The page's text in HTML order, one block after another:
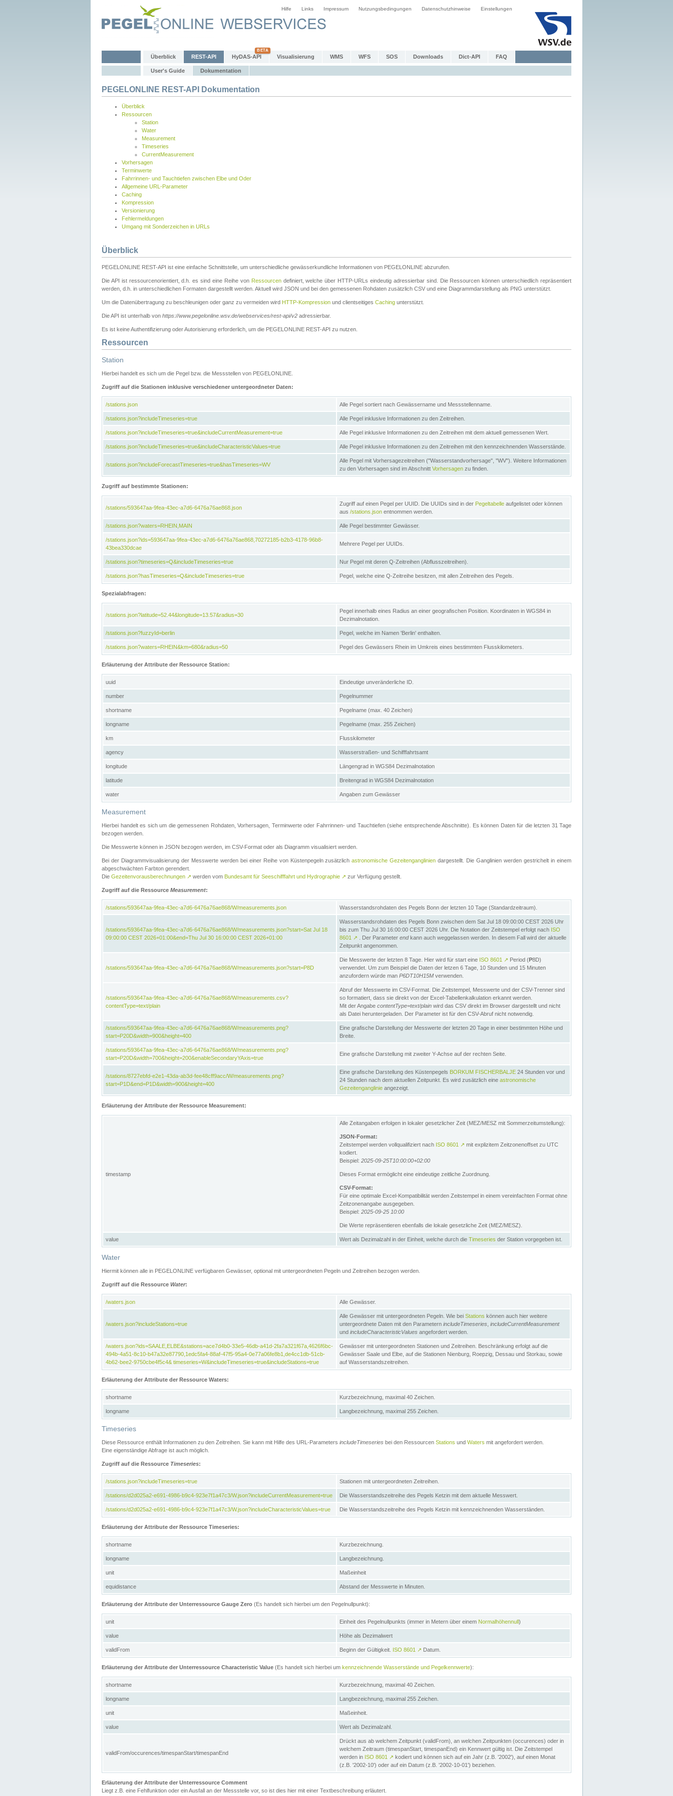
Hilfe Links Impressum Nutzungsbedingungen Datenschutzhinweise Einstellungen
Überblick REST-API HyDAS-API Visualisierung WMS WFS SOS Downloads Dict-API FAQ
User's Guide Dokumentation
PEGELONLINE REST-API Dokumentation
Überblick
Ressourcen
Station
Water
Measurement
Timeseries
CurrentMeasurement
Vorhersagen
Terminwerte
Fahrrinnen- und Tauchtiefen zwischen Elbe und Oder
Allgemeine URL-Parameter
Caching
Kompression
Versionierung
Fehlermeldungen
Umgang mit Sonderzeichen in URLs
Überblick
PEGELONLINE REST-API ist eine einfache Schnittstelle, um unterschiedliche gewässerkundliche Informationen von PEGELONLINE abzurufen.
Die API ist ressourcenorientiert, d.h. es sind eine Reihe von Ressourcendefiniert, welche über HTTP-URLs eindeutig adressierbar sind. Die Ressourcen können unterschiedlich repräsentiert
werden, d.h. in unterschiedlichen Formaten dargestellt werden. Aktuell wird JSON und bei den gemessenen Rohdaten zusätzlich CSV und eine Diagrammdarstellung als PNG unterstützt.
Um die Datenübertragung zu beschleunigen oder ganz zu vermeiden wird HTTP-Kompression und clientseitiges Caching unterstützt.
Die API ist unterhalb von https://www.pegelonline.wsv.de/webservices/rest-api/v2 adressierbar.
Es ist keine Authentifizierung oder Autorisierung erforderlich, um die PEGELONLINE REST-API zu nutzen.
Ressourcen
Station
Hierbei handelt es sich um die Pegel bzw. die Messstellen von PEGELONLINE.
Zugriff auf die Stationen inklusive verschiedener untergeordneter Daten:
/stations.json Alle Pegel sortiert nach Gewässername und Messstellenname.
/stations.json?includeTimeseries=true Alle Pegel inklusive Informationen zu den Zeitreihen.
/stations.json?includeTimeseries=true&includeCurrentMeasurement=true Alle Pegel inklusive Informationen zu den Zeitreihen mit dem aktuell gemessenen Wert.
/stations.json?includeTimeseries=true&includeCharacteristicValues=true Alle Pegel inklusive Informationen zu den Zeitreihen mit den kennzeichnenden Wasserstände.
/stations.json?includeForecastTimeseries=true&hasTimeseries=WV
Alle Pegel mit Vorhersagezeitreihen ("Wasserstandvorhersage", "WV"). Weitere Informationen
zu den Vorhersagen sind im Abschnitt Vorhersagen zu finden.
Zugriff auf bestimmte Stationen:
/stations/593647aa-9fea-43ec-a7d6-6476a76ae868.json
Zugriff auf einen Pegel per UUID. Die UUIDs sind in der Pegeltabelle aufgelistet oder können
aus /stations.json entnommen werden.
/stations.json?waters=RHEIN,MAIN Alle Pegel bestimmter Gewässer.
/stations.json?ids=593647aa-9fea-43ec-a7d6-6476a76ae868,70272185-b2b3-4178-96b8-
43bea330dcae
Mehrere Pegel per UUIDs.
/stations.json?timeseries=Q&includeTimeseries=true Nur Pegel mit deren Q-Zeitreihen (Abflusszeitreihen).
/stations.json?hasTimeseries=Q&includeTimeseries=true Pegel, welche eine Q-Zeitreihe besitzen, mit allen Zeitreihen des Pegels.
Spezialabfragen:
/stations.json?latitude=52.44&longitude=13.57&radius=30
Pegel innerhalb eines Radius an einer geografischen Position. Koordinaten in WGS84 in
Dezimalnotation.
/stations.json?fuzzyId=berlin Pegel, welche im Namen 'Berlin' enthalten.
/stations.json?waters=RHEIN&km=680&radius=50 Pegel des Gewässers Rhein im Umkreis eines bestimmten Flusskilometers.
Erläuterung der Attribute der Ressource Station:
uuid Eindeutige unveränderliche ID.
number Pegelnummer
shortname Pegelname (max. 40 Zeichen)
longname Pegelname (max. 255 Zeichen)
km Flusskilometer
agency Wasserstraßen- und Schifffahrtsamt
longitude Längengrad in WGS84 Dezimalnotation
latitude Breitengrad in WGS84 Dezimalnotation
water Angaben zum Gewässer
Measurement
Hierbei handelt es sich um die gemessenen Rohdaten, Vorhersagen, Terminwerte oder Fahrrinnen- und Tauchtiefen (siehe entsprechende Abschnitte). Es können Daten für die letzten 31 Tage
bezogen werden.
Die Messwerte können in JSON bezogen werden, im CSV-Format oder als Diagramm visualisiert werden.
Bei der Diagrammvisualisierung der Messwerte werden bei einer Reihe von Küstenpegeln zusätzlichastronomische Gezeitenganglinien dargestellt. Die Ganglinien werden gestrichelt in einem
abgeschwächten Farbton gerendert.
Die Gezeitenvorausberechnungen ↗ werden vom Bundesamt für Seeschifffahrt und Hydrographie ↗ zur Verfügung gestellt.
Zugriff auf die Ressource Measurement:
/stations/593647aa-9fea-43ec-a7d6-6476a76ae868/W/measurements.json Wasserstandsrohdaten des Pegels Bonn der letzten 10 Tage (Standardzeitraum).
/stations/593647aa-9fea-43ec-a7d6-6476a76ae868/W/measurements.json?start=Sat Jul 18
09:00:00 CEST 2026+01:00&end=Thu Jul 30 16:00:00 CEST 2026+01:00
Wasserstandsrohdaten des Pegels Bonn zwischen dem Sat Jul 18 09:00:00 CEST 2026 Uhr
bis zum Thu Jul 30 16:00:00 CEST 2026 Uhr. Die Notation der Zeitstempel erfolgt nach ISO
8601
↗ . Der Parameter endkann auch weggelassen werden. In diesem Fall wird der aktuelle
Zeitpunkt angenommen.
/stations/593647aa-9fea-43ec-a7d6-6476a76ae868/W/measurements.json?start=P8D
Die Messwerte der letzten 8 Tage. Hier wird für start eine ISO 8601 ↗ Period (P8D)
verwendet. Um zum Beispiel die Daten der letzen 6 Tage, 10 Stunden und 15 Minuten
anzufordern würde man P6DT10H15M verwenden.
/stations/593647aa-9fea-43ec-a7d6-6476a76ae868/W/measurements.csv?
contentType=text/plain
Abruf der Messwerte im CSV-Format. Die Zeitstempel, Messwerte und der CSV-Trenner sind
so formatiert, dass sie direkt von der Excel-Tabellenkalkulation erkannt werden.
Mit der Angabe contentType=text/plain wird das CSV direkt im Browser dargestellt und nicht
als Datei heruntergeladen. Der Parameter ist für den CSV-Abruf nicht notwendig.
/stations/593647aa-9fea-43ec-a7d6-6476a76ae868/W/measurements.png?
start=P20D&width=900&height=400
Eine grafische Darstellung der Messwerte der letzten 20 Tage in einer bestimmten Höhe und
Breite.
/stations/593647aa-9fea-43ec-a7d6-6476a76ae868/W/measurements.png?
start=P20D&width=700&height=200&enableSecondaryYAxis=true
Eine grafische Darstellung mit zweiter Y-Achse auf der rechten Seite.
/stations/8727ebfd-e2e1-43da-ab3d-fee48cff9acc/W/measurements.png?
start=P1D&end=P1D&width=900&height=400
Eine grafische Darstellung des Küstenpegels BORKUM FISCHERBALJE 24 Stunden vor und
24 Stunden nach dem aktuellen Zeitpunkt. Es wird zusätzlich eine astronomische
Gezeitenganglinie angezeigt.
Erläuterung der Attribute der Ressource Measurement:
timestamp
Alle Zeitangaben erfolgen in lokaler gesetzlicher Zeit (MEZ/MESZ mit Sommerzeitumstellung):
JSON-Format:
Zeitstempel werden vollqualifiziert nach ISO 8601 ↗ mit explizitem Zeitzonenoffset zu UTC
kodiert.
Beispiel: 2025-09-25T10:00:00+02:00
Dieses Format ermöglicht eine eindeutige zeitliche Zuordnung.
CSV-Format:
Für eine optimale Excel-Kompatibilität werden Zeitstempel in einem vereinfachten Format ohne
Zeitzonenangabe ausgegeben.
Beispiel: 2025-09-25 10:00
Die Werte repräsentieren ebenfalls die lokale gesetzliche Zeit (MEZ/MESZ).
value Wert als Dezimalzahl in der Einheit, welche durch die Timeseries der Station vorgegeben ist.
Water
Hiermit können alle in PEGELONLINE verfügbaren Gewässer, optional mit untergeordneten Pegeln und Zeitreihen bezogen werden.
Zugriff auf die Ressource Water:
/waters.json Alle Gewässer.
/waters.json?includeStations=true
Alle Gewässer mit untergeordneten Pegeln. Wie bei Stations können auch hier weitere
untergeordnete Daten mit den Parametern includeTimeseries includeCurrentMeasurement
und includeCharacteristicValues angefordert werden.
/waters.json?ids=SAALE,ELBE&stations=ace7d4b0-33e5-46db-a41d-2fa7a321f67a,4626f6bc-
494b-4a51-8c10-b47a32e87790,1edc5fa4-88af-47f5-95a4-0e77a06fe8b1,de4cc1db-51cb-
4b62-bee2-9750cbe4f5c4& timeseries=W&includeTimeseries=true&includeStations=true
Gewässer mit untergeordneten Stationen und Zeitreihen. Beschränkung erfolgt auf die
Gewässer Saale und Elbe, auf die Stationen Nienburg, Roepzig, Dessau und Storkau, sowie
auf Wasserstandszeitreihen.
Erläuterung der Attribute der Ressource Waters:
shortname Kurzbezeichnung, maximal 40 Zeichen.
longname Langbezeichnung, maximal 255 Zeichen.
Timeseries
Diese Ressource enthält Informationen zu den Zeitreihen. Sie kann mit Hilfe des URL-Parameters includeTimeseries bei den Ressourcen Stations und Waters mit angefordert werden.
Eine eigenständige Abfrage ist auch möglich.
Zugriff auf die Ressource Timeseries:
/stations.json?includeTimeseries=true Stationen mit untergeordneten Zeitreihen.
/stations/d2d025a2-e691-4986-b9c4-923e7f1a47c3/W.json?includeCurrentMeasurement=true Die Wasserstandszeitreihe des Pegels Ketzin mit dem aktuelle Messwert.
/stations/d2d025a2-e691-4986-b9c4-923e7f1a47c3/W.json?includeCharacteristicValues=true Die Wasserstandszeitreihe des Pegels Ketzin mit kennzeichnenden Wasserständen.
Erläuterung der Attribute der Ressource Timeseries:
shortname Kurzbezeichnung.
longname Langbezeichnung.
unit Maßeinheit
equidistance Abstand der Messwerte in Minuten.
Erläuterung der Attribute der Unterressource Gauge Zero (Es handelt sich hierbei um den Pegelnullpunkt):
unit Einheit des Pegelnullpunkts (immer in Metern über einem Normalhöhennull )
value Höhe als Dezimalwert
validFrom Beginn der Gültigkeit. ISO 8601 ↗ Datum.
Erläuterung der Attribute der Unterressource Characteristic Value (Es handelt sich hierbei um kennzeichnende Wasserstände und Pegelkennwerte):
shortname Kurzbezeichnung, maximal 40 Zeichen.
longname Langbezeichnung, maximal 255 Zeichen.
unit Maßeinheit.
value Wert als Dezimalzahl.
validFrom/occurences/timespanStart/timespanEnd
Drückt aus ab welchem Zeitpunkt (validFrom), an welchen Zeitpunkten (occurences) oder in
welchem Zeitraum (timespanStart, timespanEnd) ein Kennwert gültig ist. Die Zeitstempel
werden in ISO 8601 ↗ kodiert und können sich auf ein Jahr (z.B. '2002'), auf einen Monat
(z.B. '2002-10') oder auf ein Datum (z.B. '2002-10-01') beziehen.
Erläuterung der Attribute der Unterressource Comment
Liegt z.B. eine Fehlfunktion oder ein Ausfall an der Messstelle vor, so ist dies hier mit einer Textbeschreibung erläutert.